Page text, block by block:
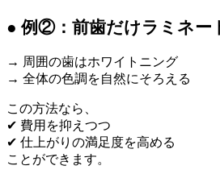
● 例②：前歯だけラミネー
→ 周囲の歯はホワイトニング
→ 全体の色調を自然にそろえる
この方法なら、
✔ 費用を抑えつつ
✔ 仕上がりの満足度を高める
ことができます。